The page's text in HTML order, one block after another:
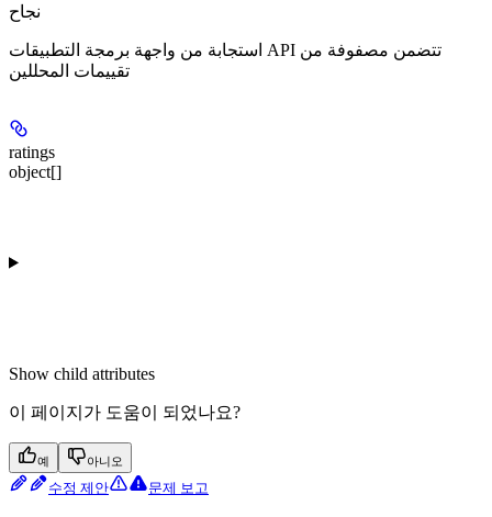
نجاح
استجابة من واجهة برمجة التطبيقات API تتضمن مصفوفة من
تقييمات المحللين
ratings
object[]
Show child attributes
이 페이지가 도움이 되었나요?
예 아니오
수정 제안 문제 보고